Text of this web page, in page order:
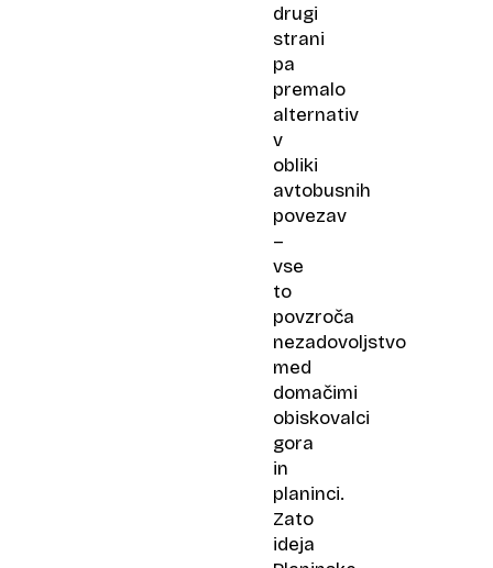
drugi
strani
pa
premalo
alternativ
v
obliki
avtobusnih
povezav
–
vse
to
povzroča
nezadovoljstvo
med
domačimi
obiskovalci
gora
in
planinci.
Zato
ideja